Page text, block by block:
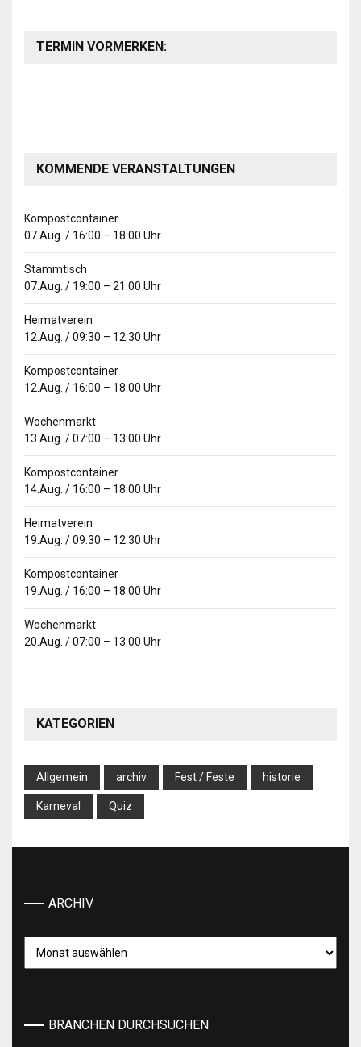
TERMIN VORMERKEN:
KOMMENDE VERANSTALTUNGEN
Kompostcontainer
07.Aug. / 16:00 – 18:00 Uhr
Stammtisch
07.Aug. / 19:00 – 21:00 Uhr
Heimatverein
12.Aug. /09:30 – 12:30 Uhr
Kompostcontainer
12.Aug. / 16:00 – 18:00 Uhr
Wochenmarkt
13.Aug. /07:00 – 13:00 Uhr
Kompostcontainer
14.Aug. / 16:00 – 18:00 Uhr
Heimatverein
19.Aug. /09:30 – 12:30 Uhr
Kompostcontainer
19.Aug. / 16:00 – 18:00 Uhr
Wochenmarkt
20.Aug. /07:00 – 13:00 Uhr
KATEGORIEN
Allgemein archiv Fest / Feste historie
Karneval Quiz
ARCHIV
BRANCHEN DURCHSUCHEN